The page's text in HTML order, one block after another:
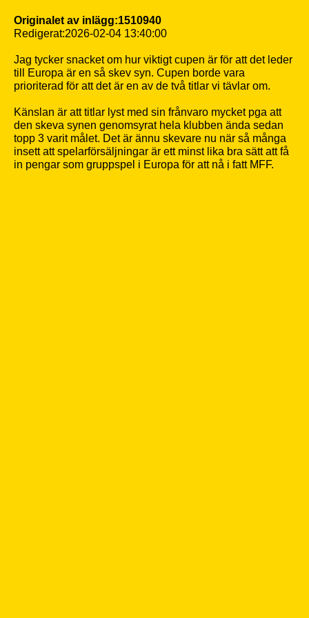
Originalet av inlägg:1510940
Redigerat:2026-02-04 13:40:00
Jag tycker snacket om hur viktigt cupen är för att det leder
till Europa är en så skev syn. Cupen borde vara
prioriterad för att det är en av de två titlar vi tävlar om.
Känslan är att titlar lyst med sin frånvaro mycket pga att
den skeva synen genomsyrat hela klubben ända sedan
topp 3 varit målet. Det är ännu skevare nu när så många
insett att spelarförsäljningar är ett minst lika bra sätt att få
in pengar som gruppspel i Europa för att nå i fatt MFF.